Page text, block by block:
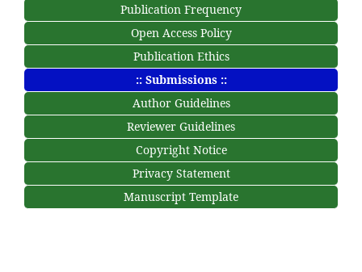
Publication Frequency
Open Access Policy
Publication Ethics
:: Submissions ::
Author Guidelines
Reviewer Guidelines
Copyright Notice
Privacy Statement
Manuscript Template